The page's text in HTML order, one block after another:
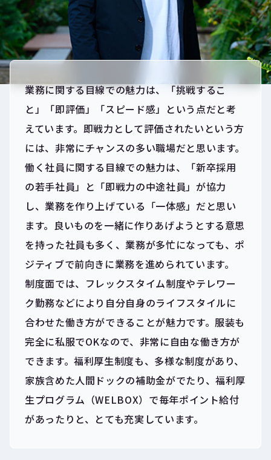
業務に関する目線での魅力は、「挑戦するこ
と」「即評価」「スピード感」という点だと考
えています。即戦力として評価されたいという方
には、非常にチャンスの多い職場だと思います。
働く社員に関する目線での魅力は、「新卒採用
の若手社員」と「即戦力の中途社員」が協力
し、業務を作り上げている「一体感」だと思い
ます。良いものを一緒に作りあげようとする意思
を持った社員も多く、業務が多忙になっても、ポ
ジティブで前向きに業務を進められています。
制度面では、フレックスタイム制度やテレワー
ク勤務などにより自分自身のライフスタイルに
合わせた働き方ができることが魅力です。服装も
完全に私服でOKなので、非常に自由な働き方が
できます。福利厚生制度も、多様な制度があり、
家族含めた人間ドックの補助金がでたり、福利厚
生プログラム（WELBOX）で毎年ポイント給付
があったりと、とても充実しています。